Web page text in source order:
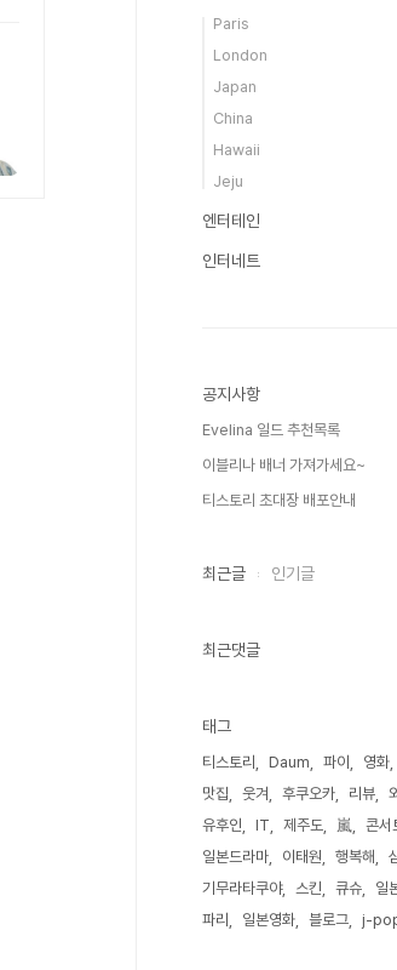
Paris
London
Japan
China
Hawaii
Jeju
엔터테인
인터네트
공지사항
Evelina 일드 추천목록
이블리나 배너 가져가세요~
티스토리 초대장 배포안내
최근글 인기글
최근댓글
태그
티스토리 Daum 파이 영화
맛집
웃겨 후쿠오카 리뷰
유후인
IT 제주도 嵐
콘서
일본드라마
이태원 행복해
기무라타쿠야
스킨 큐슈 일
파리
일본영화 블로그 j-